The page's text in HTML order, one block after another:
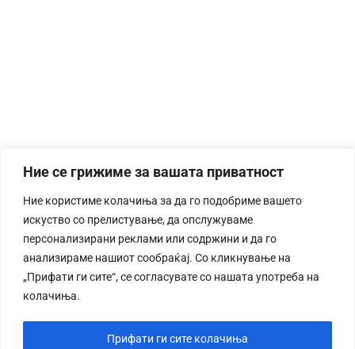
Ние се грижиме за вашата приватност
Ние користиме колачиња за да го подобриме вашето
искуство со прелистување, да опслужуваме
персонализирани реклами или содржини и да го
анализираме нашиот сообраќај. Со кликнување на
„Прифати ги сите“, се согласувате со нашата употреба на
колачиња.
Прифати ги сите колачиња
СТОРИЈА